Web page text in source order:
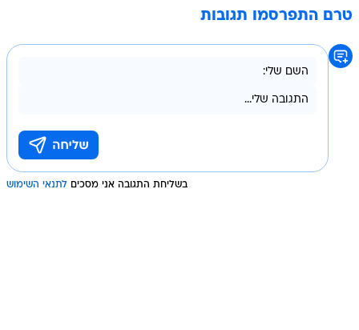
טרם התפרסמו תגובות
בשליחת התגובה אני מסכים לתנאי השימוש